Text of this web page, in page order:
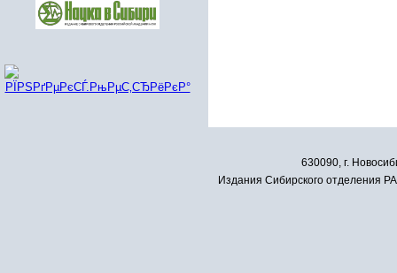
630090, г.
Издания Сибирского отделения